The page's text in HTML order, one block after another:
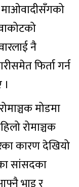
माओवादीसँगको
नै
फिर्ता गर्न
मोडमा
रोमाञ्चक
कारण देखियो
सांसदका